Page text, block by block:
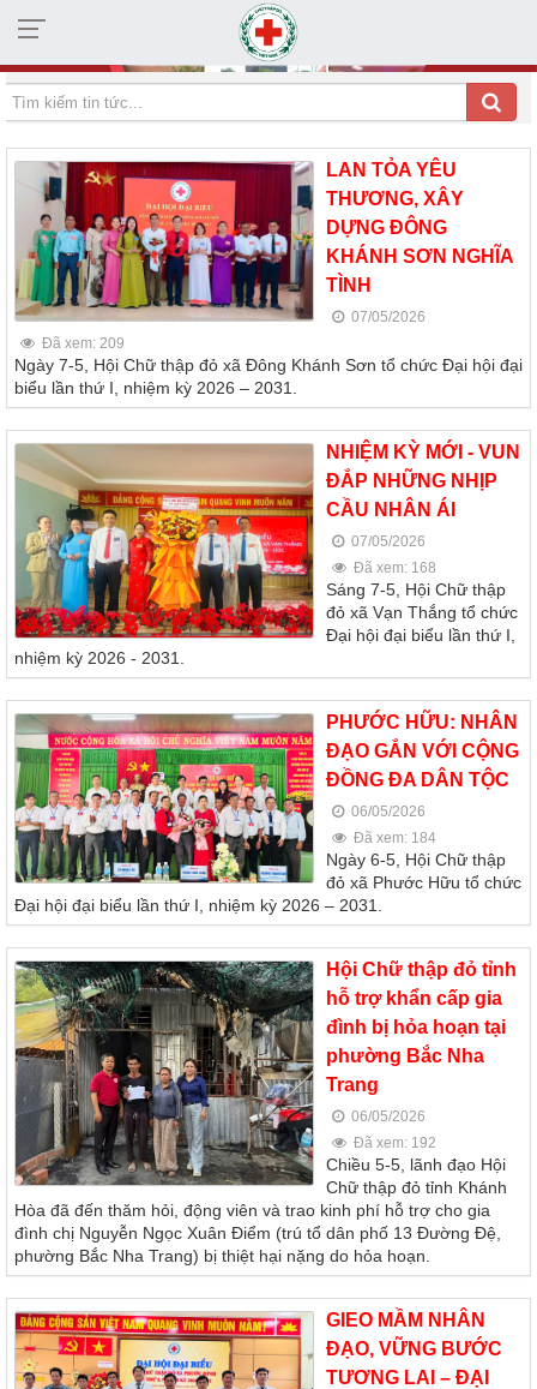
HỘI CHỮ THẬP ĐỎ TỈNH KHÁNH HÒA
LAN TỎA YÊU
THƯƠNG, XÂY
DỰNG ĐÔNG
KHÁNH SƠN NGHĨA
TÌNH
07/05/2026
Đã xem: 209
Ngày 7-5, Hội Chữ thập đỏ xã Đông Khánh Sơn tổ chức Đại hội đại
biểu lần thứ I, nhiệm kỳ 2026 – 2031.
NHIỆM KỲ MỚI - VUN
ĐẮP NHỮNG NHỊP
CẦU NHÂN ÁI
07/05/2026
Đã xem: 168
Sáng 7-5, Hội Chữ thập
đỏ xã Vạn Thắng tổ chức
Đại hội đại biểu lần thứ I,
nhiệm kỳ 2026 - 2031.
PHƯỚC HỮU: NHÂN
ĐẠO GẮN VỚI CỘNG
ĐỒNG ĐA DÂN TỘC
06/05/2026
Đã xem: 184
Ngày 6-5, Hội Chữ thập
đỏ xã Phước Hữu tổ chức
Đại hội đại biểu lần thứ I, nhiệm kỳ 2026 – 2031.
Hội Chữ thập đỏ tỉnh
hỗ trợ khẩn cấp gia
đình bị hỏa hoạn tại
phường Bắc Nha
Trang
06/05/2026
Đã xem: 192
Chiều 5-5, lãnh đạo Hội
Chữ thập đỏ tỉnh Khánh
Hòa đã đến thăm hỏi, động viên và trao kinh phí hỗ trợ cho gia
đình chị Nguyễn Ngọc Xuân Điểm (trú tổ dân phố 13 Đường Đệ,
phường Bắc Nha Trang) bị thiệt hại nặng do hỏa hoạn.
GIEO MẦM NHÂN
ĐẠO, VỮNG BƯỚC
TƯƠNG LAI – ĐẠI